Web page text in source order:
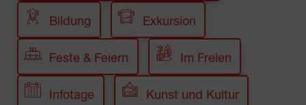
Bildung Exkursion
Feste & Feiern Im Freien
Infotage Kunst und Kultur